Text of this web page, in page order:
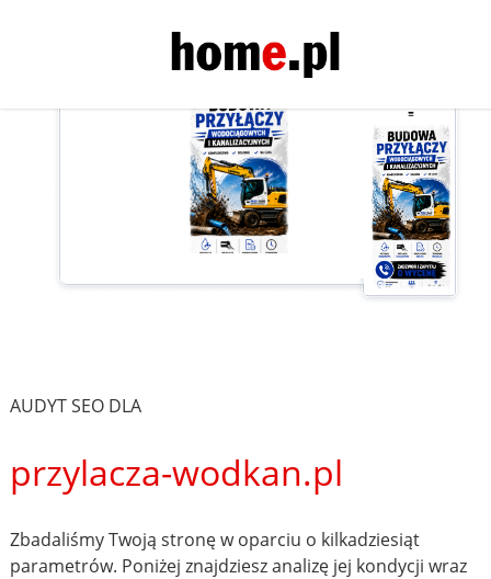
AUDYT SEO DLA
przylacza-wodkan.pl
Zbadaliśmy Twoją stronę w oparciu o kilkadziesiąt
parametrów. Poniżej znajdziesz analizę jej kondycji wraz